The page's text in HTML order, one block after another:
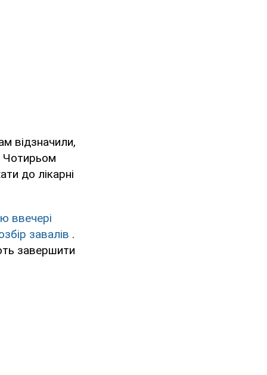
відзначили,
Чотирьом
до лікарні
ввечері
завалів .
завершити